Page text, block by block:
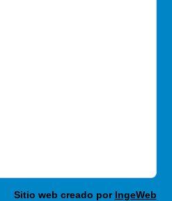
Sitio web creado por IngeWeb